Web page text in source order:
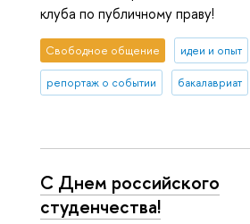
клуба по публичному праву!
Свободное общение идеи и опыт
репортаж о событии бакалавриат
С Днем российского
студенчества!